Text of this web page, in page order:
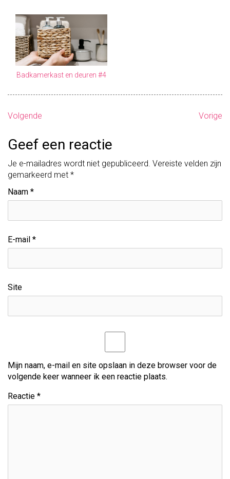
Badkamerkast en deuren #4
B
e
r
i
c
t
n
a
v
t
i
e
Vorige
Volgende
Geef een reactie
Je e-mailadres wordt niet gepubliceerd. Vereiste velden zijn
gemarkeerd met *
Naam *
E-mail *
Site
Mijn naam, e-mail en site opslaan in deze browser voor de
volgende keer wanneer ik een reactie plaats.
Reactie *